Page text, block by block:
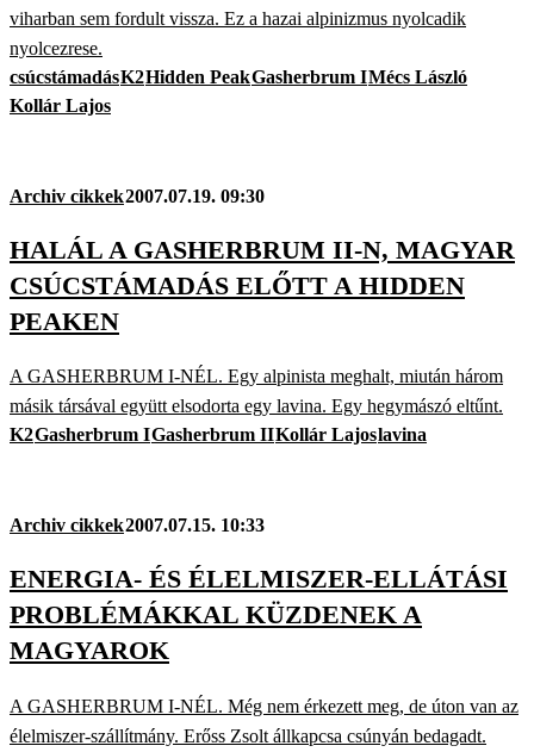
viharban sem fordult vissza. Ez a hazai alpinizmus nyolcadik
nyolcezrese.
csúcstámadásK2Hidden PeakGasherbrum IMécs László
Kollár Lajos
Archiv cikkek2007.07.19. 09:30
HALÁL A GASHERBRUM II-N, MAGYAR
CSÚCSTÁMADÁS ELŐTT A HIDDEN
PEAKEN
A GASHERBRUM I-NÉL. Egy alpinista meghalt, miután három
másik társával együtt elsodorta egy lavina. Egy hegymászó eltűnt.
K2Gasherbrum IGasherbrum IIKollár Lajoslavina
Archiv cikkek2007.07.15. 10:33
ENERGIA- ÉS ÉLELMISZER-ELLÁTÁSI
PROBLÉMÁKKAL KÜZDENEK A
MAGYAROK
A GASHERBRUM I-NÉL. Még nem érkezett meg, de úton van az
élelmiszer-szállítmány. Erőss Zsolt állkapcsa csúnyán bedagadt.